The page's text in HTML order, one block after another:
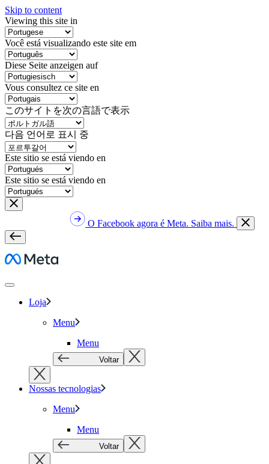
Skip to content
Viewing this site in
Você está visualizando este site em
Diese Seite anzeigen auf
Vous consultez ce site en
このサイトを次の言語で表示
다음 언어로 표시 중
Este sitio se está viendo en
Este sitio se está viendo en
O Facebook agora é Meta. Saiba mais.
Meta
Loja
Menu
Menu
Voltar
Nossas tecnologias
Menu
Menu
Voltar